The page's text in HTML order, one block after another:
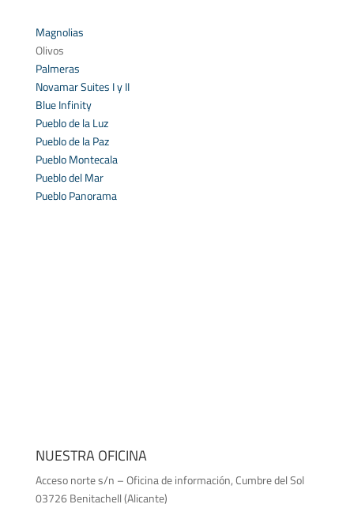
Magnolias
Olivos
Palmeras
Novamar Suites I y II
Blue Infinity
Pueblo de la Luz
Pueblo de la Paz
Pueblo Montecala
Pueblo del Mar
Pueblo Panorama
NUESTRA OFICINA
Acceso norte s/n – Oficina de información, Cumbre del Sol
03726 Benitachell (Alicante)